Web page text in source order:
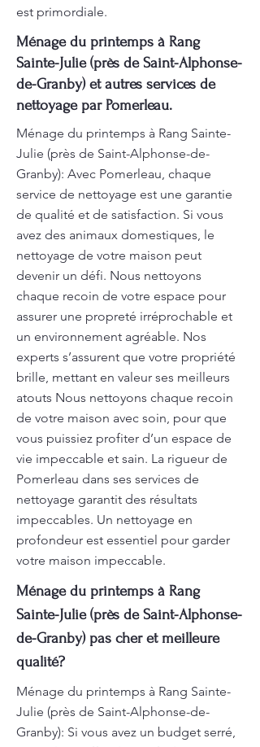
est primordiale.
Ménage du printemps à Rang
Sainte-Julie (près de Saint-Alphonse-
de-Granby) et autres services de
nettoyage par Pomerleau.
Ménage du printemps à Rang Sainte-
Julie (près de Saint-Alphonse-de-
Granby): Avec Pomerleau, chaque
service de nettoyage est une garantie
de qualité et de satisfaction. Si vous
avez des animaux domestiques, le
nettoyage de votre maison peut
devenir un défi. Nous nettoyons
chaque recoin de votre espace pour
assurer une propreté irréprochable et
un environnement agréable. Nos
experts s’assurent que votre propriété
brille, mettant en valeur ses meilleurs
atouts Nous nettoyons chaque recoin
de votre maison avec soin, pour que
vous puissiez profiter d’un espace de
vie impeccable et sain. La rigueur de
Pomerleau dans ses services de
nettoyage garantit des résultats
impeccables. Un nettoyage en
profondeur est essentiel pour garder
votre maison impeccable.
Ménage du printemps à Rang
Sainte-Julie (près de Saint-Alphonse-
de-Granby) pas cher et meilleure
qualité?
Ménage du printemps à Rang Sainte-
Julie (près de Saint-Alphonse-de-
Granby): Si vous avez un budget serré,